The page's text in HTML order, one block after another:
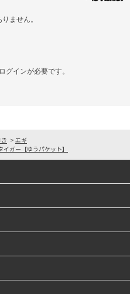
ません。
ログインが必要です。
> エギ
ガー【ゆうパケット】